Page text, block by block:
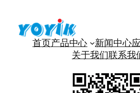
首页产品中心 新闻中心
关于我们联系我